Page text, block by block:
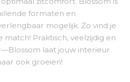
formaten en
mogelijk. Zo vind je
match! Praktisch, veelzijdig en
laat jouw interieur
ook groeien!